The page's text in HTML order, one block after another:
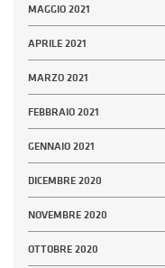
MAGGIO 2021
APRILE 2021
MARZO 2021
FEBBRAIO 2021
GENNAIO 2021
DICEMBRE 2020
NOVEMBRE 2020
OTTOBRE 2020